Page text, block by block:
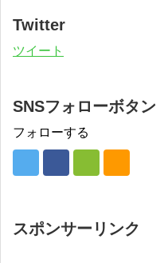
Twitter
ツイート
SNSフォローボタン
フォローする
スポンサーリンク